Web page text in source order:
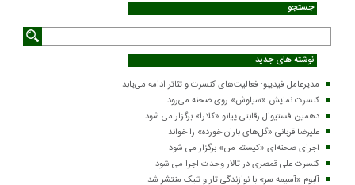
جستجو
نوشته های جدید
مدیرعامل فیدیبو: فعالیت‌های کنسرت و تئاتر ادامه می‌یابد
کنسرت‌ نمایش «سیاوش» روی صحنه می‌رود
دهمین فستیوال رقابتی پیانو «کلارا» برگزار می شود
علیرضا قربانی «گل‌های باران خورده» را خواند
اجرای صحنه‌ای «کیستم من» برگزار می شود
کنسرت علی قمصری در تالار وحدت اجرا می شود
آلبوم «آسیمه سر» با نوازندگی تار و تنبک منتشر شد